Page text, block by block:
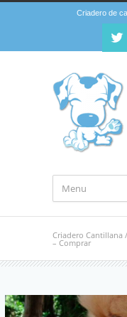
Criadero de
Criadero Cantillana /
– Comprar